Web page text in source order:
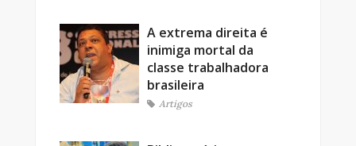
A extrema direita é
inimiga mortal da
classe trabalhadora
brasileira
Artigos